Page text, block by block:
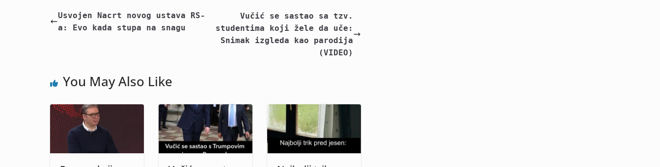
Usvojen Nacrt novog ustava RS-
a: Evo kada stupa na snagu
Vučić se sastao sa tzv.
studentima koji žele da uče:
Snimak izgleda kao parodija
(VIDEO)
You May Also Like